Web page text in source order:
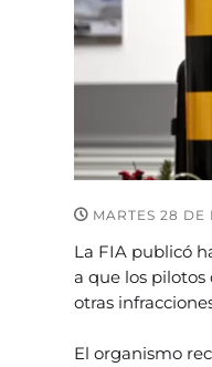
MARTES 28 DE
La FIA publicó
a que los
otras
El organismo